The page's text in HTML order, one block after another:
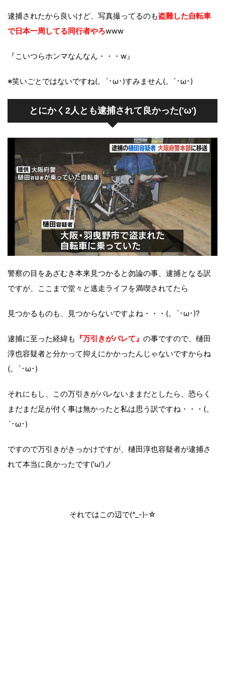
逮捕されたから良いけど、写真撮ってるのも盗難した自転車
で日本一周してる同行者やろwww
『こいつらホンマなんなん・・・w』
※笑いごとではないですね(。´･ω･)すみません(。´･ω･)
とにかく2人とも逮捕されて良かった('ω')
警察の目をあざむき本来見つかると勿論の事、逮捕となる訳
ですが、ここまで堂々と逃走ライフを満喫されてたら
見つかるものも、見つからないですよね・・・(。´･ω･)?
逮捕に至った経緯も 『万引きがバレて』 の事ですので、樋田
淳也容疑者と分かって抑えにかかったんじゃないですからね
(。´･ω･)
それにもし、この万引きがバレないままだとしたら、恐らく
まだまだ足が付く事は無かったと私は思う訳ですね・・・(。
´･ω･)
ですので万引きがきっかけですが、樋田淳也容疑者が逮捕さ
れて本当に良かったです('ω')ノ
それではこの辺で(^_-)-☆